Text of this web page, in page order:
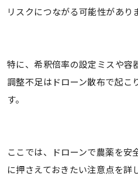
リスクにつながる可能性があり
特に、希釈倍率の設定ミスや容
調整不足はドローン散布で起こ
す。
ここでは、ドローンで農薬を安
に押さえておきたい注意点を詳